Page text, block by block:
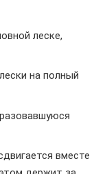
леске,
на полный
вместе